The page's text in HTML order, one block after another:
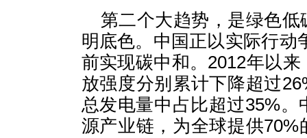
第二个大趋势，是绿色
明底色。中国正以实际行动
前实现碳中和。2012年以
放强度分别累计下降超过
总发电量中占比超过35%
源产业链，为全球提供